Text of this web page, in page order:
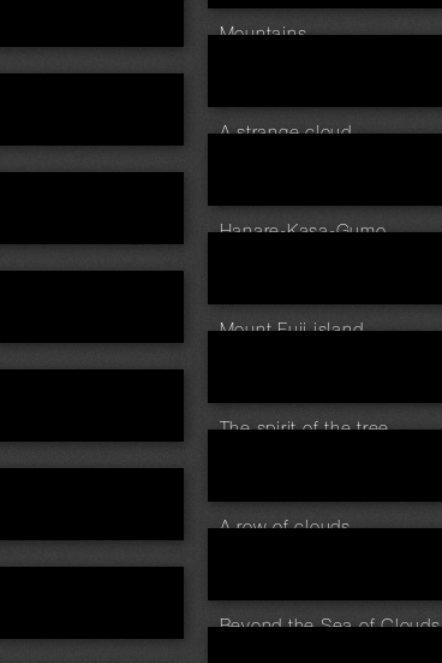
Mountains
A strange cloud
Hanare-Kasa-Gumo
Mount Fuji island
The spirit of the tree
A row of clouds
Beyond the Sea of Clouds